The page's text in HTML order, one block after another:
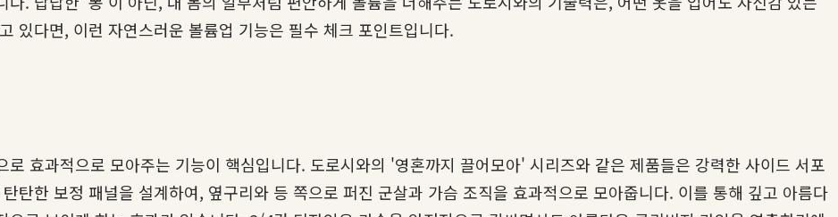
있다면, 이런 자연스러운 볼륨업 기능은 필수 체크 포인트입니다.
효과적으로 모아주는 기능이 핵심입니다. 도로시와의 '영혼까지 끌어모아' 시리즈와 같은 제품들은 강력한 사이드 서포
탄한 보정 패널을 설계하여, 옆구리와 등 쪽으로 퍼진 군살과 가슴 조직을 효과적으로 모아줍니다. 이를 통해 깊고 아름다